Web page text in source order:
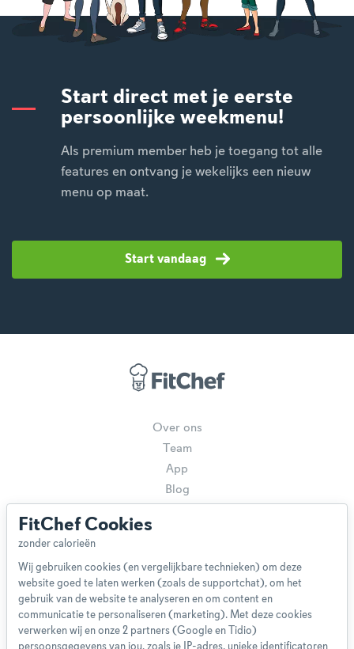
Start direct met je eerste
persoonlijke weekmenu!
Als premium member heb je toegang tot alle
features en ontvang je wekelijks een nieuw
menu op maat.
Start vandaag
Over ons
Team
App
Blog
Gebruikersvoorwaarden
Privacybeleid
Cookieverklaring
Betaalmethoden
Klachtenprocedure
FitChef Cookies
Wij gebruiken cookies (en vergelijkbare technieken) om deze
website goed te laten werken (zoals de supportchat), om het
gebruik van de website te analyseren en om content en
communicatie te personaliseren (marketing). Met deze cookies
verwerken wij en onze 2 partners (Google en Tidio)
persoonsgegevens van jou, zoals je IP-adres, unieke identificatoren